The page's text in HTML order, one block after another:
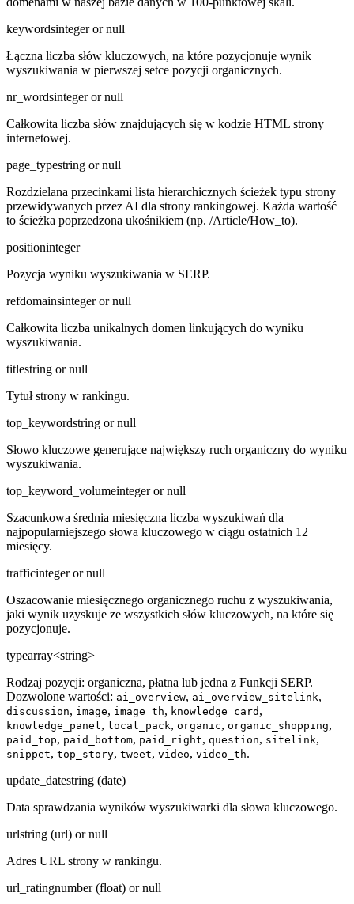
keywordsinteger or null
Łączna liczba słów kluczowych, na które pozycjonuje wynik
wyszukiwania w pierwszej setce pozycji organicznych.
nr_wordsinteger or null
Całkowita liczba słów znajdujących się w kodzie HTML strony
internetowej.
page_typestring or null
Rozdzielana przecinkami lista hierarchicznych ścieżek typu strony
przewidywanych przez AI dla strony rankingowej. Każda wartość
to ścieżka poprzedzona ukośnikiem (np. /Article/How_to).
positioninteger
Pozycja wyniku wyszukiwania w SERP.
refdomainsinteger or null
Całkowita liczba unikalnych domen linkujących do wyniku
wyszukiwania.
titlestring or null
Tytuł strony w rankingu.
top_keywordstring or null
Słowo kluczowe generujące największy ruch organiczny do wyniku
wyszukiwania.
top_keyword_volumeinteger or null
Szacunkowa średnia miesięczna liczba wyszukiwań dla
najpopularniejszego słowa kluczowego w ciągu ostatnich 12
miesięcy.
trafficinteger or null
Oszacowanie miesięcznego organicznego ruchu z wyszukiwania,
jaki wynik uzyskuje ze wszystkich słów kluczowych, na które się
pozycjonuje.
typearray<string>
Rodzaj pozycji: organiczna, płatna lub jedna z Funkcji SERP.
Dozwolone wartości: ai_overview, ai_overview_sitelink,
discussion, image, image_th, knowledge_card ,
knowledge_panel, local_pack, organic, organic_shopping,
paid_top, paid_bottom, paid_right, question, sitelink,
snippet, top_story, tweet, video, video_th.
update_datestring (date)
Data sprawdzania wyników wyszukiwarki dla słowa kluczowego.
urlstring (url) or null
Adres URL strony w rankingu.
url_ratingnumber (float) or null